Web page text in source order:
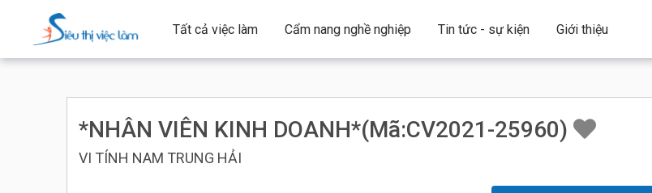
Tất cả việc làm Cẩm nang nghề nghiệp Tin tức - sự kiện Giới thiệu
*NHÂN VIÊN KINH DOANH*(Mã:CV2021-25960)
VI TÍNH NAM TRUNG HẢI